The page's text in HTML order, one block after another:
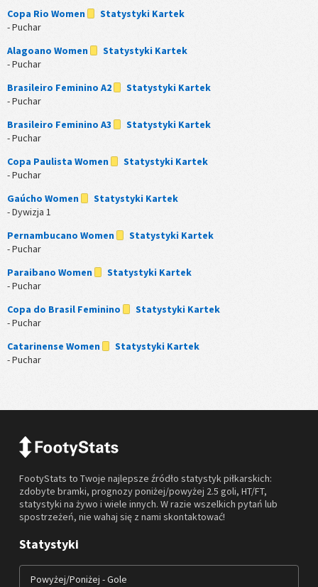
Copa Rio Women
Statystyki Kartek
- Puchar
Alagoano Women
Statystyki Kartek
- Puchar
Brasileiro Feminino A2
Statystyki Kartek
- Puchar
Brasileiro Feminino A3
Statystyki Kartek
- Puchar
Copa Paulista Women
Statystyki Kartek
- Puchar
Gaúcho Women
Statystyki Kartek
- Dywizja 1
Pernambucano Women
Statystyki Kartek
- Puchar
Paraibano Women
Statystyki Kartek
- Puchar
Copa do Brasil Feminino
Statystyki Kartek
- Puchar
Catarinense Women
Statystyki Kartek
- Puchar
FootyStats to Twoje najlepsze źródło statystyk piłkarskich:
zdobyte bramki, prognozy poniżej/powyżej 2.5 goli, HT/FT,
statystyki na żywo i wiele innych. W razie wszelkich pytań lub
spostrzeżeń, nie wahaj się z nami skontaktować!
Statystyki
Powyżej/Poniżej - Gole